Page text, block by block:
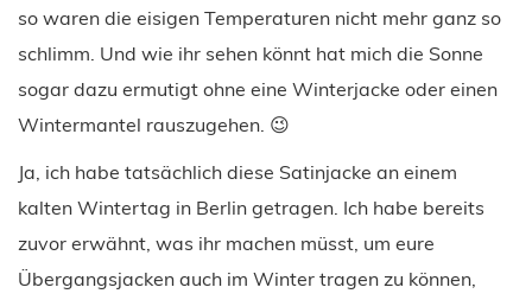
so waren die eisigen Temperaturen nicht mehr ganz so
schlimm. Und wie ihr sehen könnt hat mich die Sonne
sogar dazu ermutigt ohne eine Winterjacke oder einen
Wintermantel rauszugehen. 😉
Ja, ich habe tatsächlich diese Satinjacke an einem
kalten Wintertag in Berlin getragen. Ich habe bereits
zuvor erwähnt, was ihr machen müsst, um eure
Übergangsjacken auch im Winter tragen zu können,